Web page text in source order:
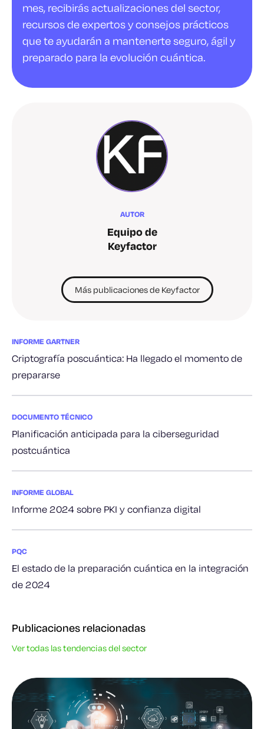
mes, recibirás actualizaciones del sector,
recursos de expertos y consejos prácticos
que te ayudarán a mantenerte seguro, ágil y
preparado para la evolución cuántica.
AUTOR
Equipo de
Keyfactor
Más publicaciones de Keyfactor
INFORME GARTNER
Criptografía poscuántica: Ha llegado el momento de
prepararse
DOCUMENTO TÉCNICO
Planificación anticipada para la ciberseguridad
postcuántica
INFORME GLOBAL
Informe 2024 sobre PKI y confianza digital
PQC
El estado de la preparación cuántica en la integración
de 2024
Publicaciones relacionadas
Ver todas las tendencias del sector